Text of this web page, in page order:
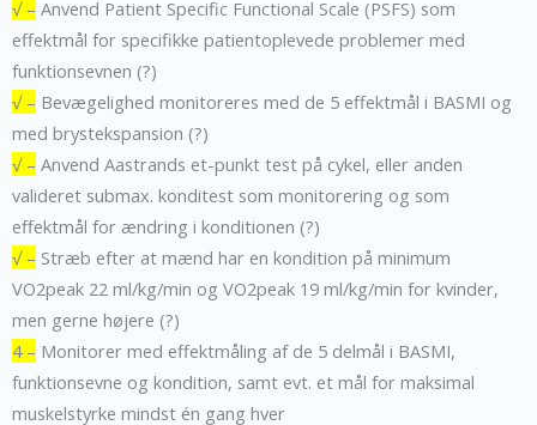
√ – Anvend Patient Specific Functional Scale (PSFS) som
effektmål for specifikke patientoplevede problemer med
funktionsevnen (?)
√ – Bevægelighed monitoreres med de 5 effektmål i BASMI og
med brystekspansion (?)
√ – Anvend Aastrands et-punkt test på cykel, eller anden
valideret submax. konditest som monitorering og som
effektmål for ændring i konditionen (?)
√ – Stræb efter at mænd har en kondition på minimum
VO2peak 22 ml/kg/min og VO2peak 19 ml/kg/min for kvinder,
men gerne højere (?)
4 – Monitorer med effektmåling af de 5 delmål i BASMI,
funktionsevne og kondition, samt evt. et mål for maksimal
muskelstyrke mindst én gang hver